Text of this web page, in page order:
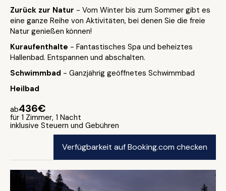
Zurück zur Natur - Vom Winter bis zum Sommer gibt es
eine ganze Reihe von Aktivitäten, bei denen Sie die freie
Natur genießen können!
Kuraufenthalte - Fantastisches Spa und beheiztes
Hallenbad. Entspannen und abschalten.
Schwimmbad - Ganzjährig geöffnetes Schwimmbad
Heilbad
ab436€
für 1 Zimmer, 1 Nacht
inklusive Steuern und Gebühren
Verfügbarkeit auf Booking.com checken